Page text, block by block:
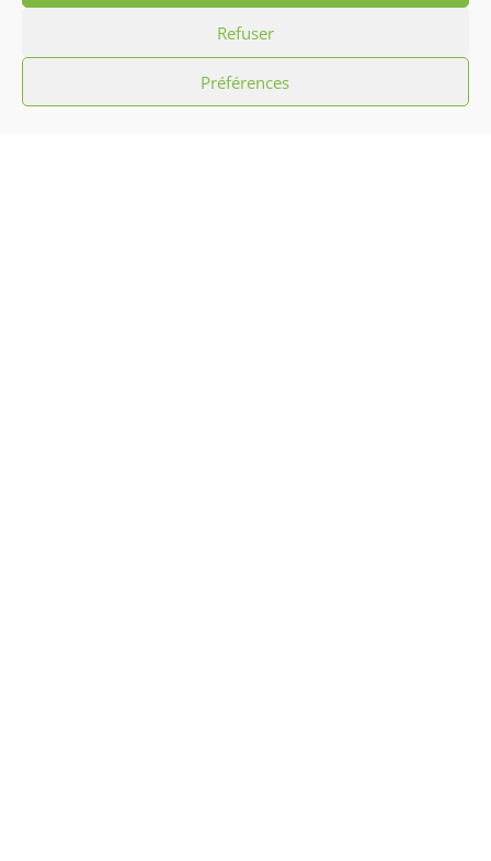
Refuser
Préférences
aux chants, musiques, danses
traditionnelles et défilés carnavalesques
ainsi que l’animation sportive, mais aussi
des arts culinaires et confection artisanale.